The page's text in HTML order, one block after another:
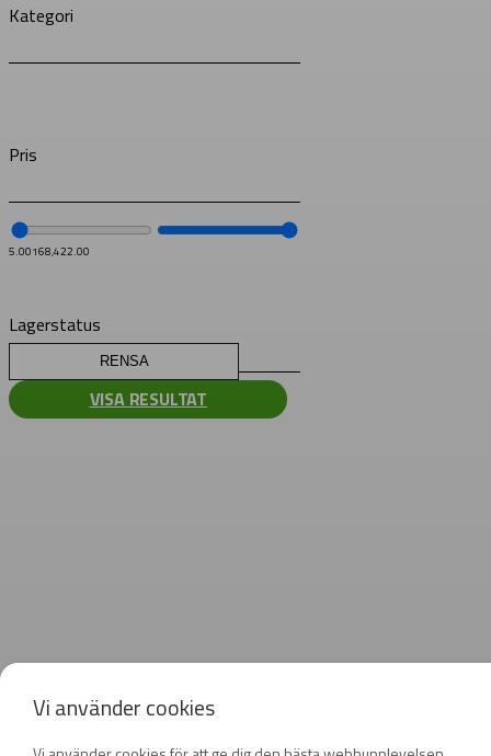
Vi använder cookies
Kategori
Pris
5.00168,422.00
Lagerstatus
RENSA
VISA RESULTAT